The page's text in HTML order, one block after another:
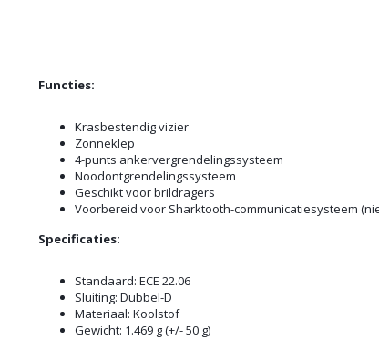
Functies:
Krasbestendig vizier
Zonneklep
4-punts ankervergrendelingssysteem
Noodontgrendelingssysteem
Geschikt voor brildragers
Voorbereid voor Sharktooth-communicatiesysteem
Specificaties:
Standaard: ECE 22.06
Sluiting: Dubbel-D
Materiaal: Koolstof
Gewicht: 1.469 g (+/- 50 g)